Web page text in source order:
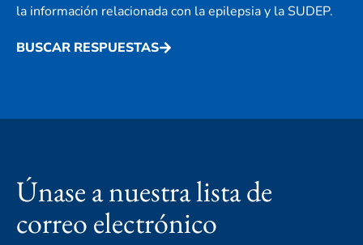
la información relacionada con la epilepsia y la SUDEP.
BUSCAR RESPUESTAS
Únase a nuestra lista de
correo electrónico